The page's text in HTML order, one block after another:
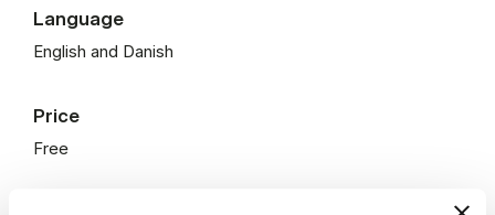
Language
English and Danish
Price
Free